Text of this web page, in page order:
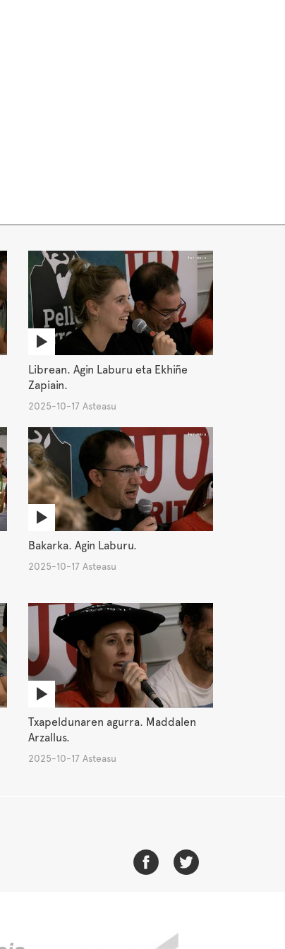
Librean. Agin Laburu eta Ekhiñe
Zapiain.
2025-10-17 Asteasu
Bakarka. Agin Laburu.
2025-10-17 Asteasu
Txapeldunaren agurra. Maddalen
Arzallus.
2025-10-17 Asteasu